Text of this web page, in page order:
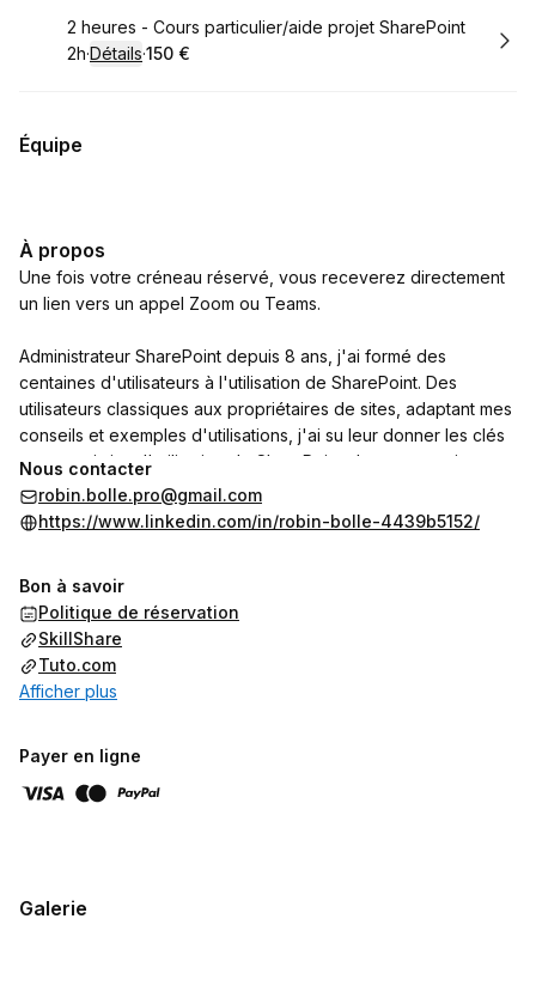
Réserver
2 heures - Cours particulier/aide projet SharePoint
.Durée de l'appel
2h·Détails·
.Prix
150 €
Équipe
À propos
Une fois votre créneau réservé, vous receverez directement
un lien vers un appel Zoom ou Teams.
Administrateur SharePoint depuis 8 ans, j'ai formé des
centaines d'utilisateurs à l'utilisation de SharePoint. Des
utilisateurs classiques aux propriétaires de sites, adaptant mes
conseils et exemples d'utilisations, j'ai su leur donner les clés
pour maximiser l'utilisation de SharePoint. Je met un point
d'honneur a vulgariser les notions au maximum, conscient que
SharePoint est utilisé principalement par des personnes sans
-----------
SharePoint Administrator since 8 years, I have trained
hundreds of users in using SharePoint. From regular users to
site owners, I have adapted my advice and usage examples,
empowering people with the tools to maximize SharePoint’s
aware that SharePoint is primarily used by individuals without
Nous contacter
robin.bolle.pro@gmail.com
https://www.linkedin.com/in/robin-bolle-4439b5152/
Bon à savoir
Politique de réservation
SkillShare
Tuto.com
Afficher plus
Payer en ligne
Galerie